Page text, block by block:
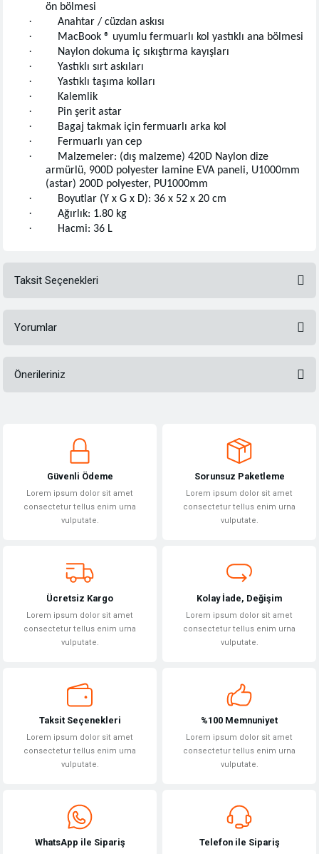
ön bölmesi
· Anahtar / cüzdan askısı
· MacBook ® uyumlu fermuarlı kol yastıklı ana bölmesi
· Naylon dokuma iç sıkıştırma kayışları
· Yastıklı sırt askıları
· Yastıklı taşıma kolları
· Kalemlik
· Pin şerit astar
· Bagaj takmak için fermuarlı arka kol
· Fermuarlı yan cep
·
Malzemeler: (dış malzeme) 420D Naylon dize
armürlü, 900D polyester lamine EVA paneli, U1000mm
(astar) 200D polyester, PU1000mm
· Boyutlar (Y x G x D): 36 x 52 x 20 cm
· Ağırlık: 1.80 kg
· Hacmi: 36 L
Taksit Seçenekleri
Yorumlar
Önerileriniz
Görüş ve önerileriniz için teşekkür ederiz.
Ürün açıklamasında eksik bilgiler bulunuyor.
Ürün bilgilerinde hatalar bulunuyor.
Bu ürüne benzer farklı alternatifler olmalı.
Güvenli Ödeme
Lorem ipsum dolor sit amet
consectetur tellus enim urna
vulputate.
Sorunsuz Paketleme
Lorem ipsum dolor sit amet
consectetur tellus enim urna
vulputate.
Ücretsiz Kargo
Lorem ipsum dolor sit amet
consectetur tellus enim urna
vulputate.
Kolay İade, Değişim
Lorem ipsum dolor sit amet
consectetur tellus enim urna
vulputate.
Taksit Seçenekleri
Lorem ipsum dolor sit amet
consectetur tellus enim urna
vulputate.
%100 Memnuniyet
Lorem ipsum dolor sit amet
consectetur tellus enim urna
vulputate.
WhatsApp ile Sipariş Telefon ile Sipariş